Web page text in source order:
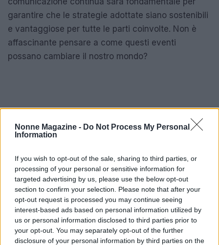
Nonne Magazine - Do Not Process My Personal
Information
If you wish to opt-out of the sale, sharing to third parties, or
processing of your personal or sensitive information for
targeted advertising by us, please use the below opt-out
section to confirm your selection. Please note that after your
opt-out request is processed you may continue seeing
interest-based ads based on personal information utilized by
us or personal information disclosed to third parties prior to
your opt-out. You may separately opt-out of the further
disclosure of your personal information by third parties on the
garantire che le strategie adottate siano sostenibili
e vantaggiose per tutte le parti coinvolte. Non è
affascinante pensare a come questi eventi
possano cambiare il nostro mondo?